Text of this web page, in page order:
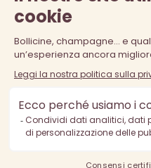
La vendita di alcolici è